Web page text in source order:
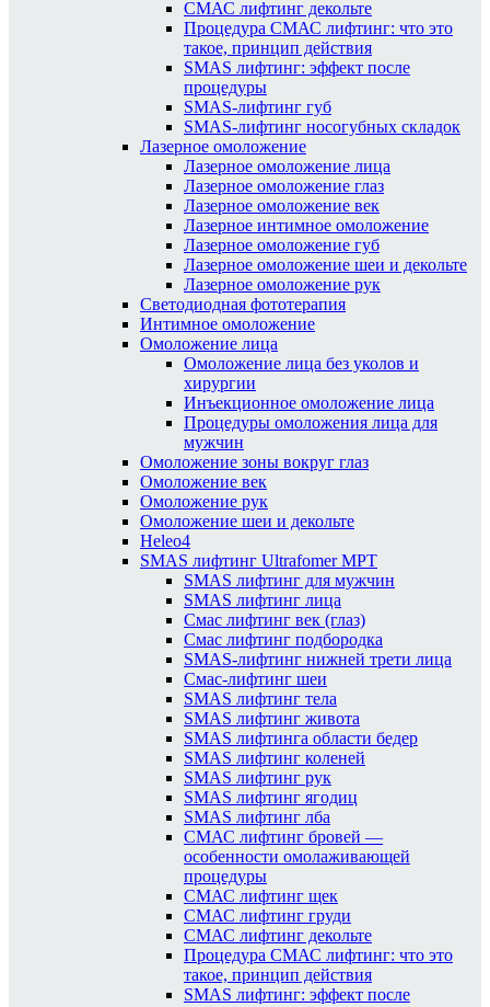
СМАС лифтинг декольте
Процедура СМАС лифтинг: что это
такое, принцип действия
SMAS лифтинг: эффект после
процедуры
SMAS-лифтинг губ
SMAS-лифтинг носогубных складок
Лазерное омоложение
Лазерное омоложение лица
Лазерное омоложение глаз
Лазерное омоложение век
Лазерное интимное омоложение
Лазерное омоложение губ
Лазерное омоложение шеи и декольте
Лазерное омоложение рук
Светодиодная фототерапия
Интимное омоложение
Омоложение лица
Омоложение лица без уколов и
хирургии
Инъекционное омоложение лица
Процедуры омоложения лица для
мужчин
Омоложение зоны вокруг глаз
Омоложение век
Омоложение рук
Омоложение шеи и декольте
Heleo4
SMAS лифтинг Ultrafomer MPT
SMAS лифтинг для мужчин
SMAS лифтинг лица
Смас лифтинг век (глаз)
Смас лифтинг подбородка
SMAS-лифтинг нижней трети лица
Смас-лифтинг шеи
SMAS лифтинг тела
SMAS лифтинг живота
SMAS лифтинга области бедер
SMAS лифтинг коленей
SMAS лифтинг рук
SMAS лифтинг ягодиц
SMAS лифтинг лба
СМАС лифтинг бровей —
особенности омолаживающей
процедуры
СМАС лифтинг щек
СМАС лифтинг груди
СМАС лифтинг декольте
Процедура СМАС лифтинг: что это
такое, принцип действия
SMAS лифтинг: эффект после